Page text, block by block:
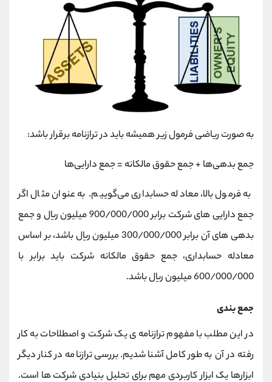
به صورت ریاضی فرمول زیر همیشه باید در ترازنامه برقرار باشد:
جمع بدهی‌ها + جمع حقوق مالکانه = جمع دارایی‌ها
به فرمول بالا، معادله حسابداری می‌گوییم. به عنوان مثال اگر
جمع دارایی های شرکت برابر 900/000/000 میلیون ریال و جمع
بدهی های آن برابر 300/000/000 میلیون ریال باشد، بر اساس
معادله حسابداری، جمع حقوق مالکانه شرکت باید برابر با
600/000/000 میلیون ریال باشد.
جمع بندی
در این مطلب با مفهوم ترازنامه ی یک شرکت و اصطلاحات به کار
رفته در آن به طور کامل آشنا شدیم. بررسی ترازنامه در کنار دیگر
ابزارها یک ابزار کاربردی مهم برای تحلیل بنیادی شرکت ها است.